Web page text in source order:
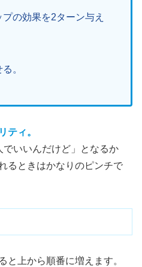
の効果を2ターン与え
。
ティ。
いいんだけど」となるか
るときはかなりのピンチで
と上から順番に増えます。